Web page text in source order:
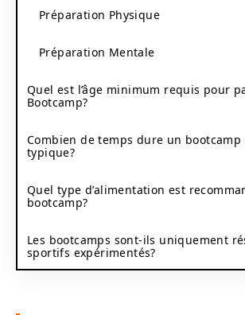
Préparation Physique
Préparation Mentale
Quel est l’âge minimum requis pour
Bootcamp?
Combien de temps dure un
typique?
Quel type d’alimentation est
bootcamp?
Les bootcamps sont-ils uniquement
sportifs expérimentés?